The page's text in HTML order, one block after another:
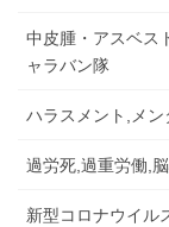
中皮腫・アスベス
ャラバン隊
ハラスメント,メ
過労死,過重労働,
新型コロナウイル